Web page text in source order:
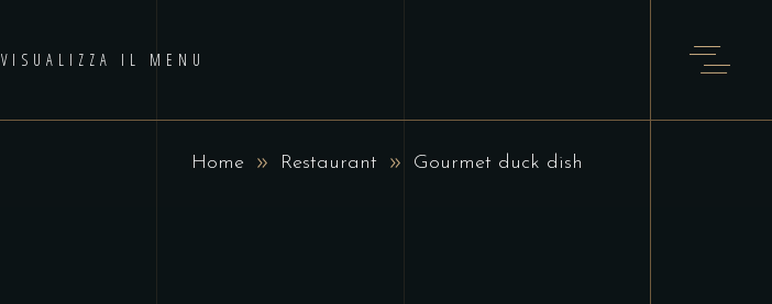
VISUALIZZA IL MENU
Home Restaurant Gourmet duck dish